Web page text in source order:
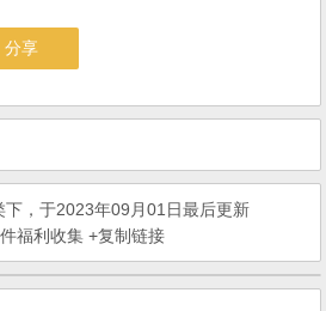
分享
下，于2023年09月01日最后更新
福利收集 +复制链接